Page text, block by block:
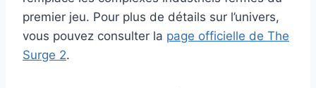
premier jeu. Pour plus de détails sur l’univers,
vous pouvez consulter la page officielle de The
Surge 2.